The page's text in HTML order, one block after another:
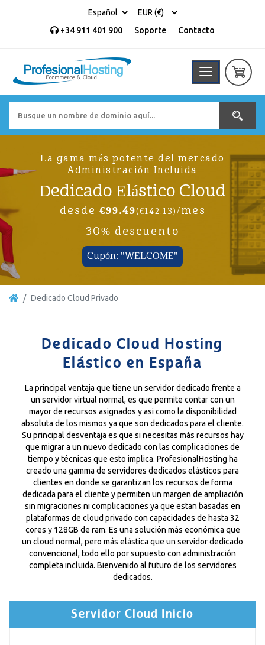
+34 911 401 900 Soporte Contacto
La gama más potente del mercado
Administración Incluida
Dedicado Elástico Cloud
desde €99.49(€142.13) /mes
30% descuento
Cupón: "WELCOME"
Dedicado Cloud Privado
Dedicado Cloud Hosting
Elástico en España
La principal ventaja que tiene un servidor dedicado frente a
un servidor virtual normal, es que permite contar con un
mayor de recursos asignados y asi como la disponibilidad
absoluta de los mismos ya que son dedicados para el cliente.
Su principal desventaja es que si necesitas más recursos hay
que migrar a un nuevo dedicado con las complicaciones de
tiempo y técnicas que esto implica. ProfesionalHosting ha
creado una gamma de servidores dedicados elásticos para
clientes en donde se garantizan los recursos de forma
dedicada para el cliente y permiten un margen de ampliación
sin migraciones ni complicaciones ya que estan basadas en
plataformas de cloud privado con capacidades de hasta 32
cores y 128GB de ram. Es una solución más económica que
un cloud normal, pero más elástica que un servidor dedicado
convencional, todo ello por supuesto con administración
completa incluida. Bienvenido al futuro de los servidores
dedicados.
Servidor Cloud Inicio